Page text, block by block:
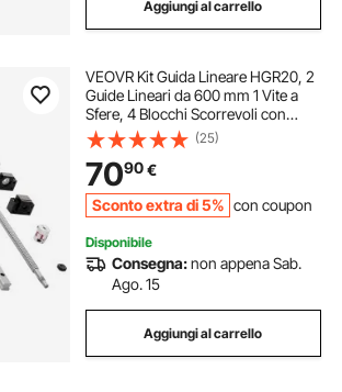
Aggiungi al carrello
VEOVR Kit Guida Lineare HGR20, 2
Guide Lineari da 600 mm 1 Vite a
Sfere, 4 Blocchi Scorrevoli con
Supporto Terminale BF12/BK12,
Giunto e Alloggiamento Dado,
Binario Lineare per Torni CNC
(25)
7090€
Sconto extra di 5% con coupon
Disponibile
Consegna:non appena Sab.
Ago. 15
Aggiungi al carrello